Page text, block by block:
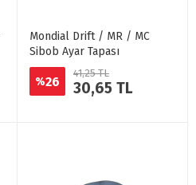
Mondial Drift / MR / MC
Sibob Ayar Tapası
%26
41,25 TL
30,65 TL